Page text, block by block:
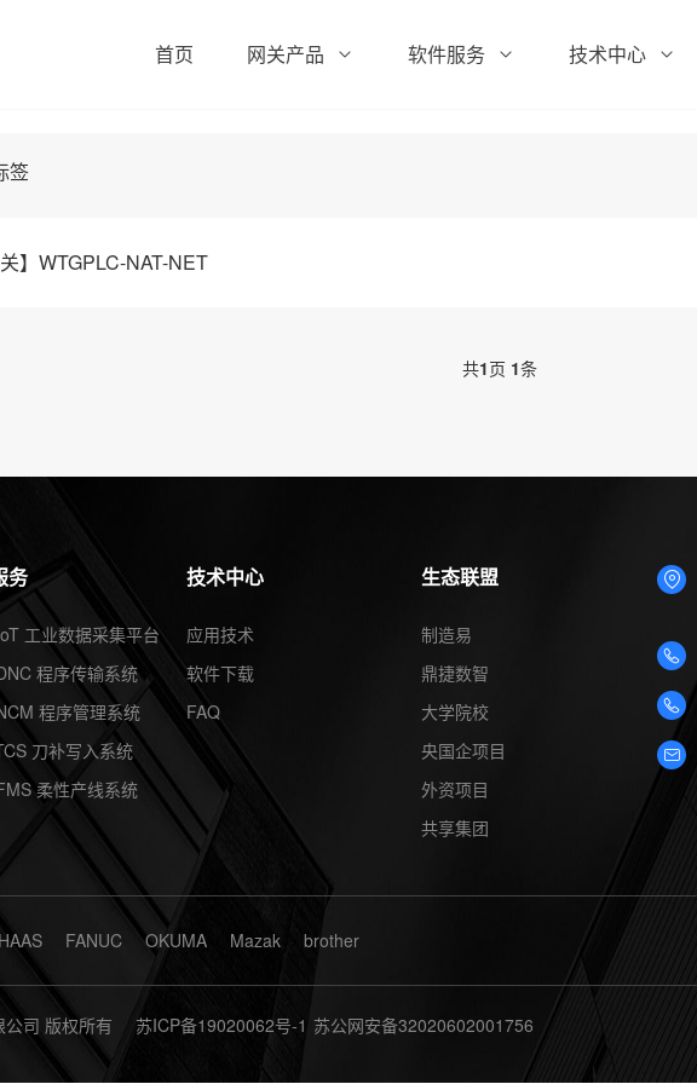
首页 网关产品 软件服务 技术中心
签
】WTGPLC-NAT-NET
共1页 1条
务
工业数据采集平台
程序传输系统
程序管理系统
刀补写入系统
柔性产线系统
技术中心
应用技术
软件下载
FAQ
生态联盟
制造易
鼎捷数智
大学院校
央国企项目
外资项目
共享集团
HAAS FANUC OKUMA Mazak brother
公司 版权所有 苏ICP备19020062号-1 苏公网安备32020602001756